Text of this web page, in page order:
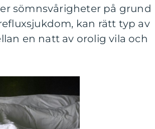
sömnsvårigheter på grund
kan rätt typ av
en natt av orolig vila och